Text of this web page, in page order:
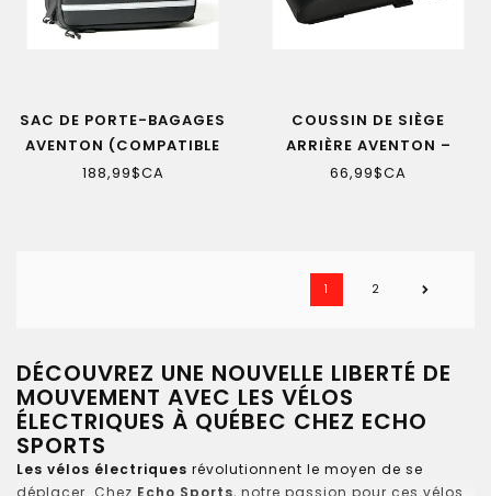
SAC DE PORTE-BAGAGES
AVENTON (COMPATIBLE
QUICK RELEASE)
188,99$CA
COUSSIN DE SIÈGE
ARRIÈRE AVENTON –
ABOUND SR
66,99$CA
1 2
DÉCOUVREZ UNE NOUVELLE LIBERTÉ DE
MOUVEMENT AVEC LES VÉLOS
ÉLECTRIQUES À QUÉBEC CHEZ ECHO
SPORTS
Les vélos électriques révolutionnent le moyen de se
déplacer. Chez Echo Sports, notre passion pour ces vélos